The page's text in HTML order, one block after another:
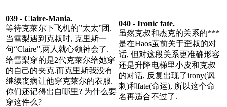
039 - Claire-Mania.
等待克莱尔下飞机的”太太”团.
当雪梨遇到克叔时, 克里斯一
句“Claire”,两人就心领神会了.
给雪梨穿的是2代克莱尔给她穿
的自己的夹克.而克里斯我没有
继续丧病让他穿克莱尔的衣服.
你们还记得出自哪里? 为什么要
穿这件么?
040 - Ironic fate.
虽然克叔和杰克的关系的***
是在Haos茧前关于歪叔的对
话, 但对这段关系更准确形容
还是升降电梯里小皮和克叔
的对话, 反复出现了irony(讽
刺)和fate(命运), 所以这个命
名再适合不过了.